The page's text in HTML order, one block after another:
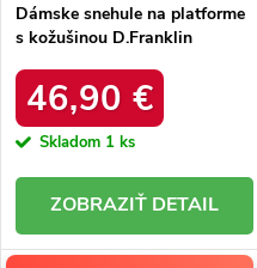
Dámske snehule na platforme
s kožušinou D.Franklin
46,90 €
Skladom 1 ks
DETAIL